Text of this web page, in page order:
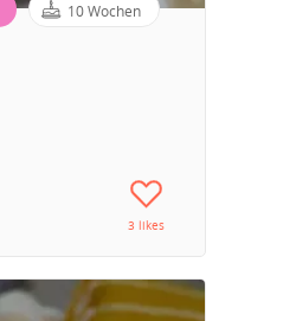
10 Wochen
3 likes